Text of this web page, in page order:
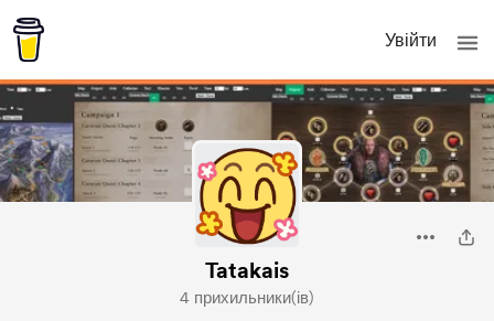
Увійти
Tatakais
4 прихильники(ів)